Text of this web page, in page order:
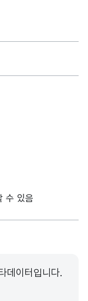
수 있음
데이터입니다.